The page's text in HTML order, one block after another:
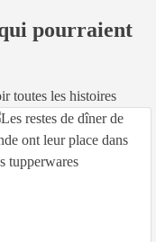
pourraient
toutes les histoires